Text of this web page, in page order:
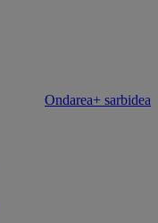
Ondarea+ sarbidea